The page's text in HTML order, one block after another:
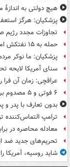
هیچ دولتی به
پزشکیان: هرگز
تجاوزات مجدد رژیم
حمله به ۱۵ نفتکش‌ اماراتی از ابتدای جنگ
پزشکیان: ما نوکر
سنای آمریکا لایحه
عراقچی: زمان آن
۶ فوتی و ۵ مصدوم بر اثر تصادف زنجیره‌ای
بدون تعارف با پدر و
ترامپ التماس‌کننده
معادله محاصره در
تحریم‌های جدید ضد
شاید روسیه، آمریکا